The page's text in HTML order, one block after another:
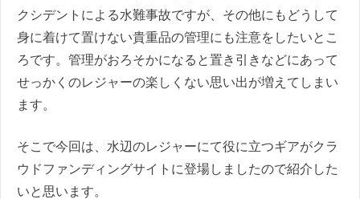
クシデントによる水難事故ですが、その他にもどうして
身に着けて置けない貴重品の管理にも注意をしたいとこ
ろです。管理がおろそかになると置き引きなどにあって
せっかくのレジャーの楽しくない思い出が増えてしまい
ます。
そこで今回は、水辺のレジャーにて役に立つギアがクラ
ウドファンディングサイトに登場しましたので紹介した
いと思います。